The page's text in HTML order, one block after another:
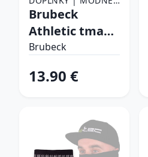
DOPLNKY | ŠATKY,
ŠATKY
Brubeck
Athletic tmavo
modrá - L/XL
Brubeck
13.90 €